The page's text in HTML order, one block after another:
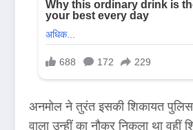
अनमोल ने तुरंत इसकी शिकायत
वाला उन्हीं का नौकर निकला था